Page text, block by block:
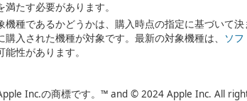
たす必要があります。
機種であるかどうかは、購入時点の指定に基づいて
入された機種が対象です。最新の対象機種は、
ソ
性があります。
Inc.の商標です。™ and © 2024 Apple Inc. All